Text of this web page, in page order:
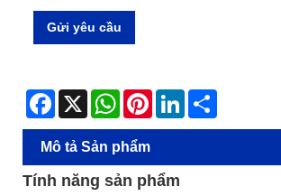
Gửi yêu cầu
Facebook
X WhatsAppPinterestLinkedIn
Mô tả Sản phẩm
Tính năng sản phẩm